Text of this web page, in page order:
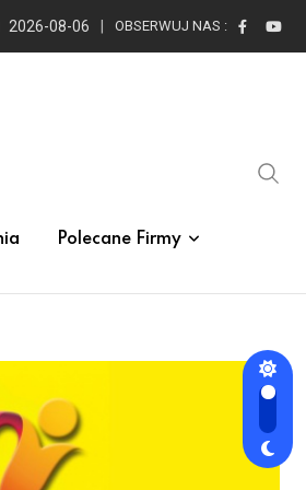
2026-08-06 OBSERWUJ NAS :
Polecane Firmy